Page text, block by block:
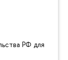
РФ для